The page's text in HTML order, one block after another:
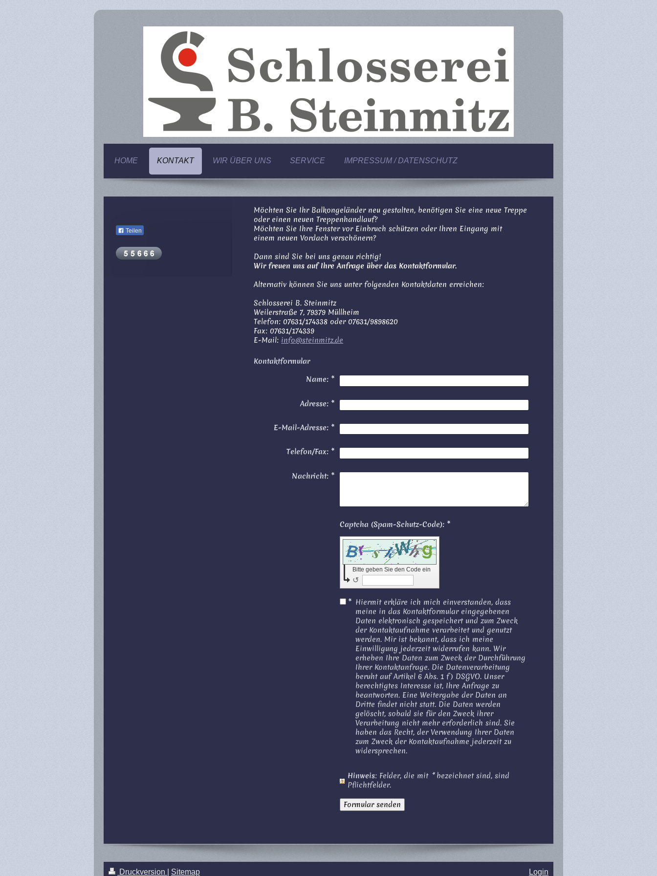
HOME KONTAKT WIR ÜBER UNS SERVICE IMPRESSUM / DATENSCHUTZ
Möchten Sie Ihr Balkongeländer neu gestalten, benötigen Sie eine neue Treppe
oder einen neuen Treppenhandlauf?
Möchten Sie Ihre Fenster vor Einbruch schützen oder Ihren Eingang mit
einem neuen Vordach verschönern?
Dann sind Sie bei uns genau richtig!
Wir freuen uns auf Ihre Anfrage über das Kontaktformular.
Alternativ können Sie uns unter folgenden Kontaktdaten erreichen:
Schlosserei B. Steinmitz
Weilerstraße 7, 79379 Müllheim
Telefon: 07631/174338 oder 07631/9898620
Fax: 07631/174339
E-Mail: info@steinmitz.de
Kontaktformular
Name:*
Adresse:*
E-Mail-Adresse:*
Telefon/Fax:*
Nachricht:*
Captcha (Spam-Schutz-Code): *
Bitte geben Sie den Code ein
↺
* Hiermit erkläre ich mich einverstanden, dass
meine in das Kontaktformular eingegebenen
Daten elektronisch gespeichert und zum Zweck
der Kontaktaufnahme verarbeitet und genutzt
werden. Mir ist bekannt, dass ich meine
Einwilligung jederzeit widerrufen kann. Wir
erheben Ihre Daten zum Zweck der Durchführung
Ihrer Kontaktanfrage. Die Datenverarbeitung
beruht auf Artikel 6 Abs. 1 f) DSGVO. Unser
berechtigtes Interesse ist, Ihre Anfrage zu
beantworten. Eine Weitergabe der Daten an
Dritte findet nicht statt. Die Daten werden
gelöscht, sobald sie für den Zweck ihrer
Verarbeitung nicht mehr erforderlich sind. Sie
haben das Recht, der Verwendung Ihrer Daten
zum Zweck der Kontaktaufnahme jederzeit zu
widersprechen.
Hinweis : Felder, die mit *bezeichnet sind, sind
Pflichtfelder.
Teilen
Druckversion Sitemap Login